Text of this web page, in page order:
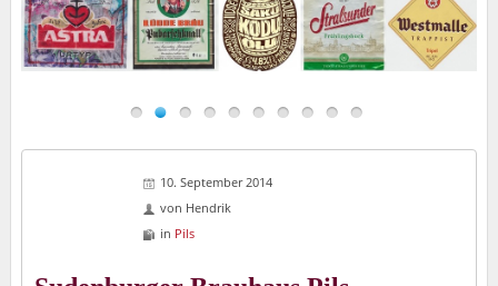
10. September 2014
von Hendrik
in Pils